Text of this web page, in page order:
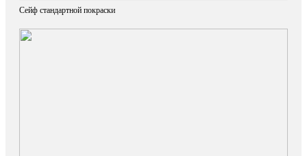
Сейф стандартной покраски